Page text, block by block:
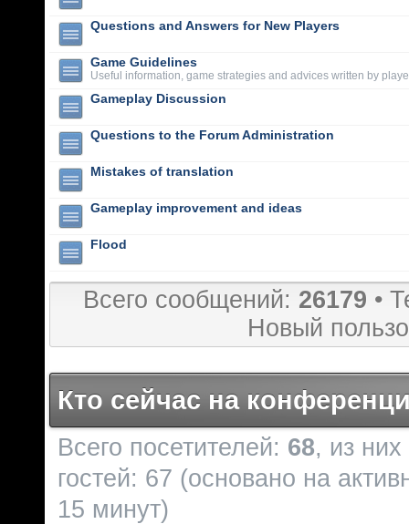
Questions and Answers for New Players
Game Guidelines
Useful information, game strategies and advices written by
Gameplay Discussion
Questions to the Forum Administration
Mistakes of translation
Gameplay improvement and ideas
Flood
Всего сообщений: 26179 •
Новый
Кто сейчас на
Всего посетителей: 68, из
гостей: 67 (основано на
15 минут)